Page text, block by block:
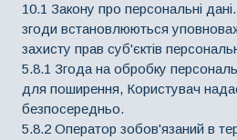
10.1 Закону про персональні
згоди встановлюються
захисту прав суб'єктів
5.8.1 Згода на обробку
для поширення, Користувач
безпосередньо.
5.8.2 Оператор зобов'язаний в